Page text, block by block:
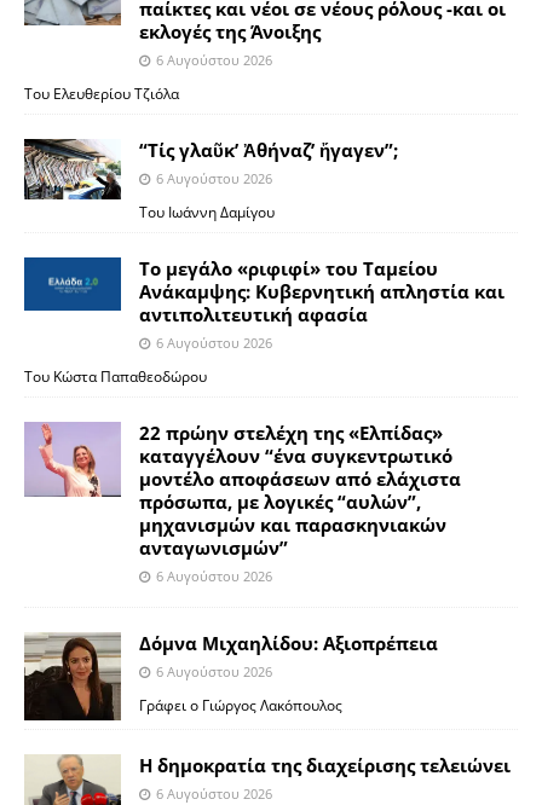
παίκτες και νέοι σε νέους ρόλους -και οι
εκλογές της Άνοιξης
6 Αυγούστου 2026
Του Ελευθερίου Τζιόλα
“Τίς γλαῦκ’ Ἀθήναζ’ ἤγαγεν”;
6 Αυγούστου 2026
Του Ιωάννη Δαμίγου
Το μεγάλο «ριφιφί» του Ταμείου
Ανάκαμψης: Κυβερνητική απληστία και
αντιπολιτευτική αφασία
6 Αυγούστου 2026
Του Κώστα Παπαθεοδώρου
22 πρώην στελέχη της «Ελπίδας»
καταγγέλουν “ένα συγκεντρωτικό
μοντέλο αποφάσεων από ελάχιστα
πρόσωπα, με λογικές “αυλών”,
μηχανισμών και παρασκηνιακών
ανταγωνισμών”
6 Αυγούστου 2026
Δόμνα Μιχαηλίδου: Αξιοπρέπεια
6 Αυγούστου 2026
Γράφει ο Γιώργος Λακόπουλος
Η δημοκρατία της διαχείρισης τελειώνει
6 Αυγούστου 2026